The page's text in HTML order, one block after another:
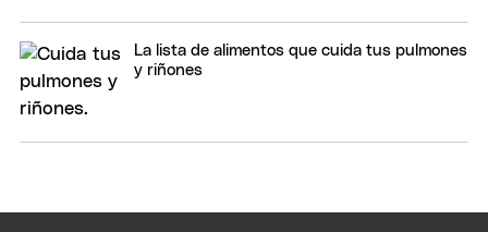
La lista de alimentos que cuida tus pulmones
y riñones